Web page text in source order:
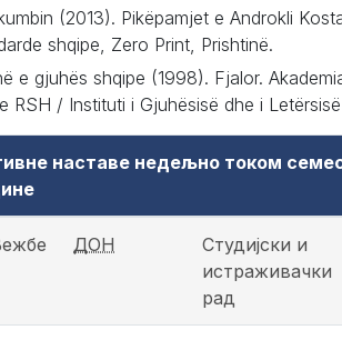
(2013). Pikëpamjet e Androkli
shqipe, Zero Print, Prishtinë.
e gjuhës shqipe (1998). Fjalor.
RSH / Instituti i Gjuhësisë dhe i
наставе недељно током
ДОН
Студијски и
истраживачки
рад